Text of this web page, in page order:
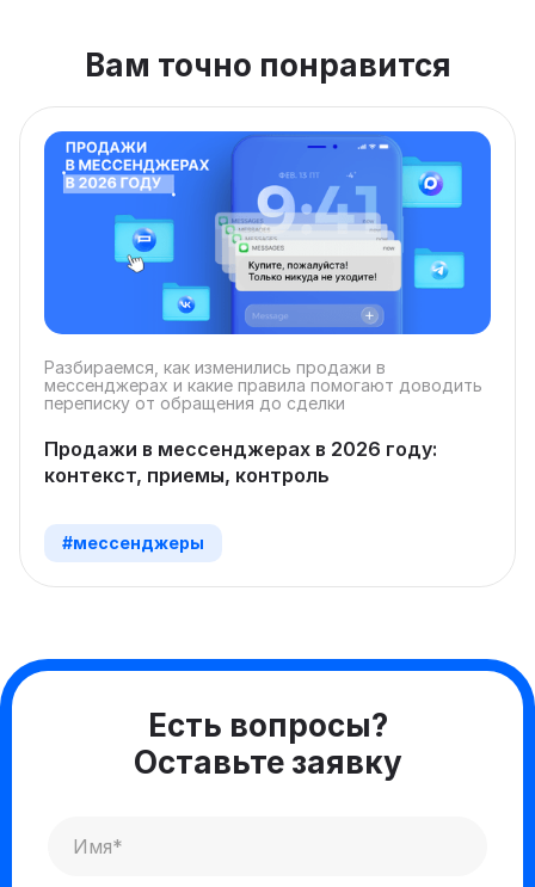
Вам точно понравится
#мессенджеры
Разбираемся, как изменились продажи в
мессенджерах и какие правила помогают доводить
переписку от обращения до сделки
Продажи в мессенджерах в 2026 году:
контекст, приемы, контроль
Есть вопросы?
Оставьте заявку